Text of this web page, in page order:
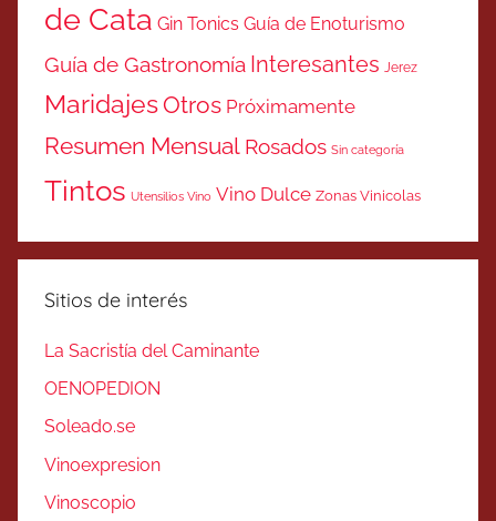
de Cata Gin Tonics Guía de Enoturismo
Guía de Gastronomía Interesantes Jerez
MaridajesOtros Próximamente
Resumen Mensual Rosados Sin categoría
Tintos Utensilios Vino Vino Dulce Zonas Vinicolas
Sitios de interés
La Sacristía del Caminante
OENOPEDION
Soleado.se
Vinoexpresion
Vinoscopio